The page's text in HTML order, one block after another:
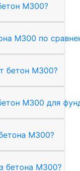
М300?
М300 по
бетон М300?
М300 для
М300?
бетона М300?